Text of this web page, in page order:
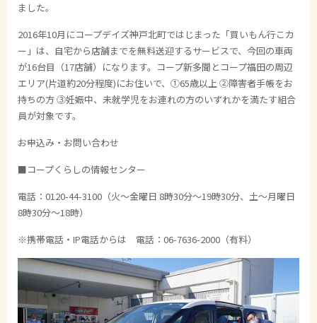
ました。
2016年10月にコープデイズ神戸北町ではじまった「買いもん行こカ
ー」は、自宅から店舗までを無料送迎するサービスで、今回の車両
が16台目（17店舗）になります。コープ新多聞とコープ福田の周辺
エリア(片道約20分程度)にお住いで、①65歳以上 ②障害者手帳をお
持ちの方 ③妊娠中、未就学児をお連れの方のいずれかを満たす組合
員が対象です。
お申込み・お問い合わせ
■コープくらしの情報センター
電話：0120-44-3100（火～金曜日 8時30分～19時30分、土～月曜日
8時30分～18時）
※携帯電話・IP電話からは 電話：06-7636-2000（有料）